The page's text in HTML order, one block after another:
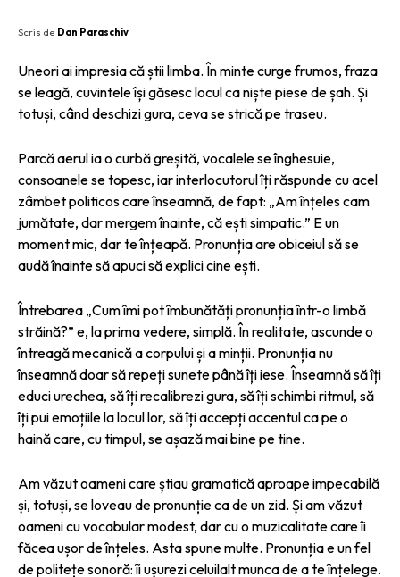
Scris de Dan Paraschiv
Uneori ai impresia că știi limba. În minte curge frumos, fraza
se leagă, cuvintele își găsesc locul ca niște piese de șah. Și
totuși, când deschizi gura, ceva se strică pe traseu.
Parcă aerul ia o curbă greșită, vocalele se înghesuie,
consoanele se topesc, iar interlocutorul îți răspunde cu acel
zâmbet politicos care înseamnă, de fapt: „Am înțeles cam
jumătate, dar mergem înainte, că ești simpatic.” E un
moment mic, dar te înțeapă. Pronunția are obiceiul să se
audă înainte să apuci să explici cine ești.
Întrebarea „Cum îmi pot îmbunătăți pronunția într-o limbă
străină?” e, la prima vedere, simplă. În realitate, ascunde o
întreagă mecanică a corpului și a minții. Pronunția nu
înseamnă doar să repeți sunete până îți iese. Înseamnă să îți
educi urechea, să îți recalibrezi gura, să îți schimbi ritmul, să
îți pui emoțiile la locul lor, să îți accepți accentul ca pe o
haină care, cu timpul, se așază mai bine pe tine.
Am văzut oameni care știau gramatică aproape impecabilă
și, totuși, se loveau de pronunție ca de un zid. Și am văzut
oameni cu vocabular modest, dar cu o muzicalitate care îi
făcea ușor de înțeles. Asta spune multe. Pronunția e un fel
de politețe sonoră: îi ușurezi celuilalt munca de a te înțelege.